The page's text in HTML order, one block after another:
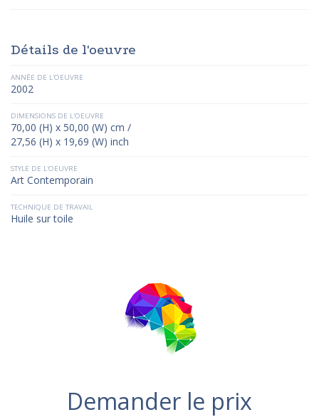
Détails de l'oeuvre
ANNÉE DE L'OEUVRE
2002
DIMENSIONS DE L'OEUVRE
70,00 (H) x 50,00 (W) cm /
27,56 (H) x 19,69 (W) inch
STYLE DE L'OEUVRE
Art Contemporain
TECHNIQUE DE TRAVAIL
Huile sur toile
Demander le prix